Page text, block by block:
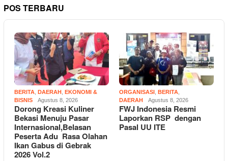
POS TERBARU
BERITA DAERAH EKONOMI &
BISNIS
Agustus 8, 2026
Dorong Kreasi Kuliner
Bekasi Menuju Pasar
Internasional,Belasan
Peserta Adu Rasa Olahan
Ikan Gabus di Gebrak
2026 Vol.2
ORGANISASI BERITA
DAERAH
Agustus 8, 2026
FWJ Indonesia Resmi
Laporkan RSP dengan
Pasal UU ITE